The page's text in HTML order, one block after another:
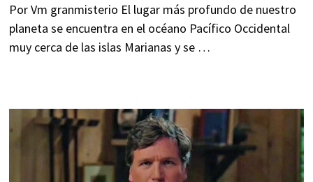
Por Vm granmisterio El lugar más profundo de nuestro
planeta se encuentra en el océano Pacífico Occidental
muy cerca de las islas Marianas y se …